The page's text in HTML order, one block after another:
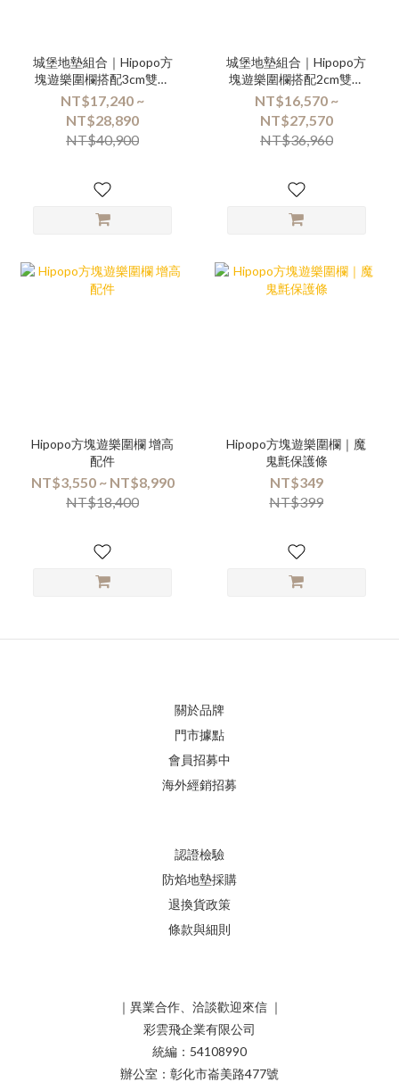
城堡地墊組合｜Hipopo方
塊遊樂圍欄搭配3cm雙色
地墊
NT$17,240 ~
NT$28,890
NT$40,900
城堡地墊組合｜Hipopo方
塊遊樂圍欄搭配2cm雙色
地墊
NT$16,570 ~
NT$27,570
NT$36,960
Hipopo方塊遊樂圍欄 增高
配件
NT$3,550 ~ NT$8,990
NT$18,400
Hipopo方塊遊樂圍欄｜魔
鬼氈保護條
NT$349
NT$399
關於品牌
門市據點
會員招募中
海外經銷招募
認證檢驗
防焰地墊採購
退換貨政策
條款與細則
｜異業合作、洽談歡迎來信 ｜
彩雲飛企業有限公司
統編：54108990
辦公室：彰化市崙美路477號